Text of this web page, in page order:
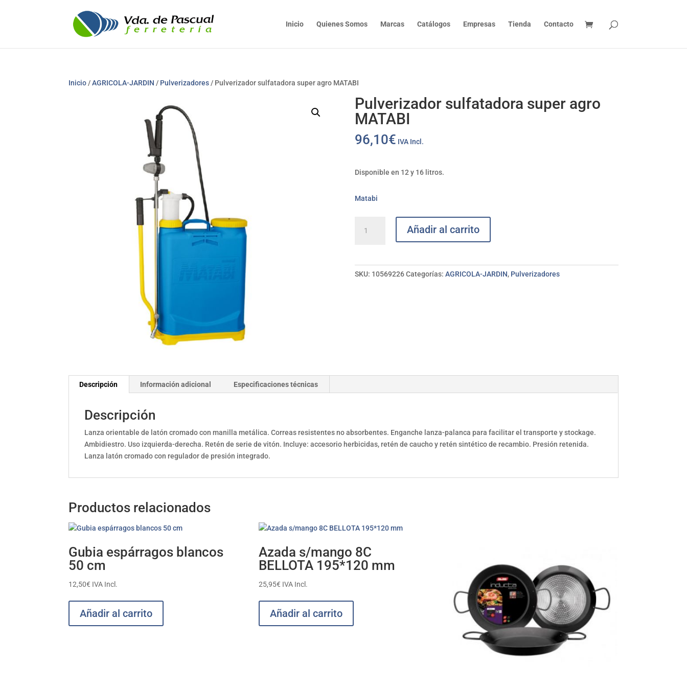
Inicio Quienes Somos Marcas Catálogos Empresas Tienda Contacto
Inicio /AGRICOLA-JARDIN / Pulverizadores / Pulverizador sulfatadora super agro MATABI
Pulverizador sulfatadora super agro
MATABI
96,10€ IVA Incl.
Disponible en 12 y 16 litros.
Matabi
sulfatadora
Añadir al carrito
SKU: 10569226 Categorías: AGRICOLA-JARDIN, Pulverizadores
Descripción Información adicional Especificaciones técnicas
Descripción
Lanza orientable de latón cromado con manilla metálica. Correas resistentes no absorbentes. Enganche lanza-palanca para facilitar el transporte y stockage.
Ambidiestro. Uso izquierda-derecha. Retén de serie de vitón. Incluye: accesorio herbicidas, retén de caucho y retén sintético de recambio. Presión retenida.
Lanza latón cromado con regulador de presión integrado.
Productos relacionados
Gubia espárragos blancos
50 cm
12,50€ IVA Incl.
Añadir al carrito
Azada s/mango 8C
BELLOTA 195*120 mm
25,95€ IVA Incl.
Añadir al carrito